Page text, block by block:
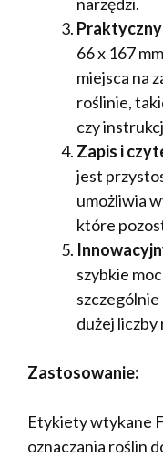
66 x 167
miejsca na
roślinie,
czy
Zapis i
jest
umożliwia
które
szybkie
dużej liczby
Zastosowanie:
Etykiety wtykane
oznaczania roślin